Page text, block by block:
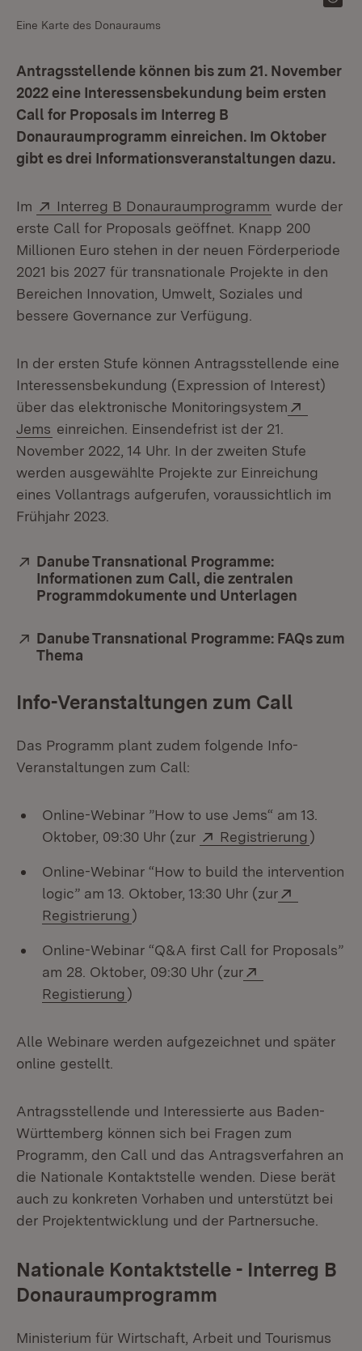
Eine Karte des Donauraums
Antragsstellende können bis zum 21. November
2022 eine Interessensbekundung beim ersten
Call for Proposals im Interreg B
Donauraumprogramm einreichen. Im Oktober
gibt es drei Informationsveranstaltungen dazu.
Im Extern:
Interreg B Donauraumprogramm (Öffnet in
wurde der
erste Call for Proposals geöffnet. Knapp 200
Millionen Euro stehen in der neuen Förderperiode
2021 bis 2027 für transnationale Projekte in den
Bereichen Innovation, Umwelt, Soziales und
bessere Governance zur Verfügung.
In der ersten Stufe können Antragsstellende eine
Interessensbekundung (Expression of Interest)
über das elektronische Monitoringsystem
Jems (Öffnet in neuem Fenster)
einreichen. Einsendefrist ist der 21.
November 2022, 14 Uhr. In der zweiten Stufe
werden ausgewählte Projekte zur Einreichung
eines Vollantrags aufgerufen, voraussichtlich im
Frühjahr 2023.
Extern:
Danube Transnational Programme:
Informationen zum Call, die zentralen
Programmdokumente und Unterlagen
Extern:
Danube Transnational Programme: FAQs zum
Thema
Info-Veranstaltungen zum Call
Das Programm plant zudem folgende Info-
Veranstaltungen zum Call:
Online-Webinar ”How to use Jems“ am 13.
Oktober, 09:30 Uhr (zur
Extern:
Registrierung(Öffnet
)
Online-Webinar “How to build the intervention
logic” am 13. Oktober, 13:30 Uhr (zur
Registrierung(Öffnet in neuem Fenster)
)
Online-Webinar “Q&A first Call for Proposals”
am 28. Oktober, 09:30 Uhr (zur
Registierung(Öffnet in neuem Fenster)
)
Alle Webinare werden aufgezeichnet und später
online gestellt.
Antragsstellende und Interessierte aus Baden-
Württemberg können sich bei Fragen zum
Programm, den Call und das Antragsverfahren an
die Nationale Kontaktstelle wenden. Diese berät
auch zu konkreten Vorhaben und unterstützt bei
der Projektentwicklung und der Partnersuche.
Nationale Kontaktstelle - Interreg B
Donauraumprogramm
Ministerium für Wirtschaft, Arbeit und Tourismus